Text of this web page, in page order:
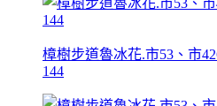
樟樹步道魯冰花.市53、市
144